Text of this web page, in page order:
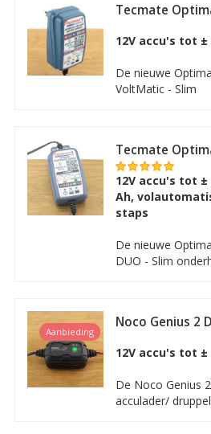
Tecmate
VoltMatic 6V &
12V accu's tot ±
De nieuwe
VoltMatic - Slim
lader voor alle
en 12V
met 4-staps
laadprogramma.
Tecmate
DUO
12V accu's tot ±
Ah,
staps
De nieuwe
DUO - Slim
V-loodzuuraccu’s en
staps
Aanbieding
Noco Genius 2 D
Druppellader
12V accu's tot ±
De Noco Genius
acculader/